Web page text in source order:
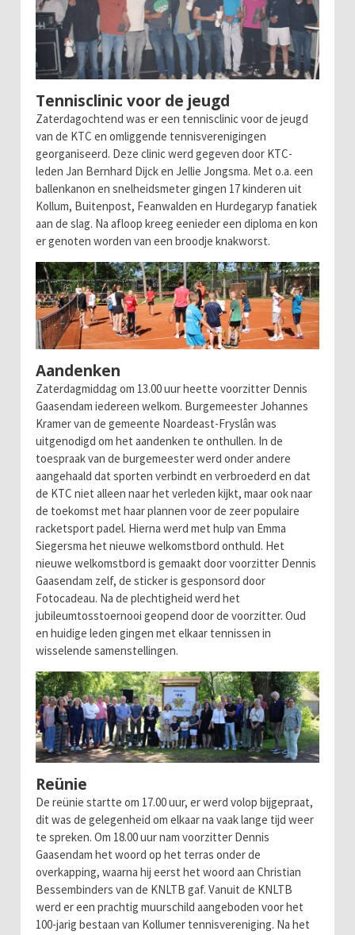
Tennisclinic voor de jeugd
Zaterdagochtend was er een tennisclinic voor de jeugd
van de KTC en omliggende tennisverenigingen
georganiseerd. Deze clinic werd gegeven door KTC-
leden Jan Bernhard Dijck en Jellie Jongsma. Met o.a. een
ballenkanon en snelheidsmeter gingen 17 kinderen uit
Kollum, Buitenpost, Feanwalden en Hurdegaryp fanatiek
aan de slag. Na afloop kreeg eenieder een diploma en kon
er genoten worden van een broodje knakworst.
Aandenken
Zaterdagmiddag om 13.00 uur heette voorzitter Dennis
Gaasendam iedereen welkom. Burgemeester Johannes
Kramer van de gemeente Noardeast-Fryslân was
uitgenodigd om het aandenken te onthullen. In de
toespraak van de burgemeester werd onder andere
aangehaald dat sporten verbindt en verbroederd en dat
de KTC niet alleen naar het verleden kijkt, maar ook naar
de toekomst met haar plannen voor de zeer populaire
racketsport padel. Hierna werd met hulp van Emma
Siegersma het nieuwe welkomstbord onthuld. Het
nieuwe welkomstbord is gemaakt door voorzitter Dennis
Gaasendam zelf, de sticker is gesponsord door
Fotocadeau. Na de plechtigheid werd het
jubileumtosstoernooi geopend door de voorzitter. Oud
en huidige leden gingen met elkaar tennissen in
wisselende samenstellingen.
Reünie
De reünie startte om 17.00 uur, er werd volop bijgepraat,
dit was de gelegenheid om elkaar na vaak lange tijd weer
te spreken. Om 18.00 uur nam voorzitter Dennis
Gaasendam het woord op het terras onder de
overkapping, waarna hij eerst het woord aan Christian
Bessembinders van de KNLTB gaf. Vanuit de KNLTB
werd er een prachtig muurschild aangeboden voor het
100-jarig bestaan van Kollumer tennisvereniging. Na het